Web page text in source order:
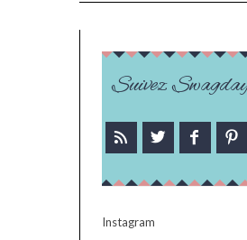
Suivez
Instagram